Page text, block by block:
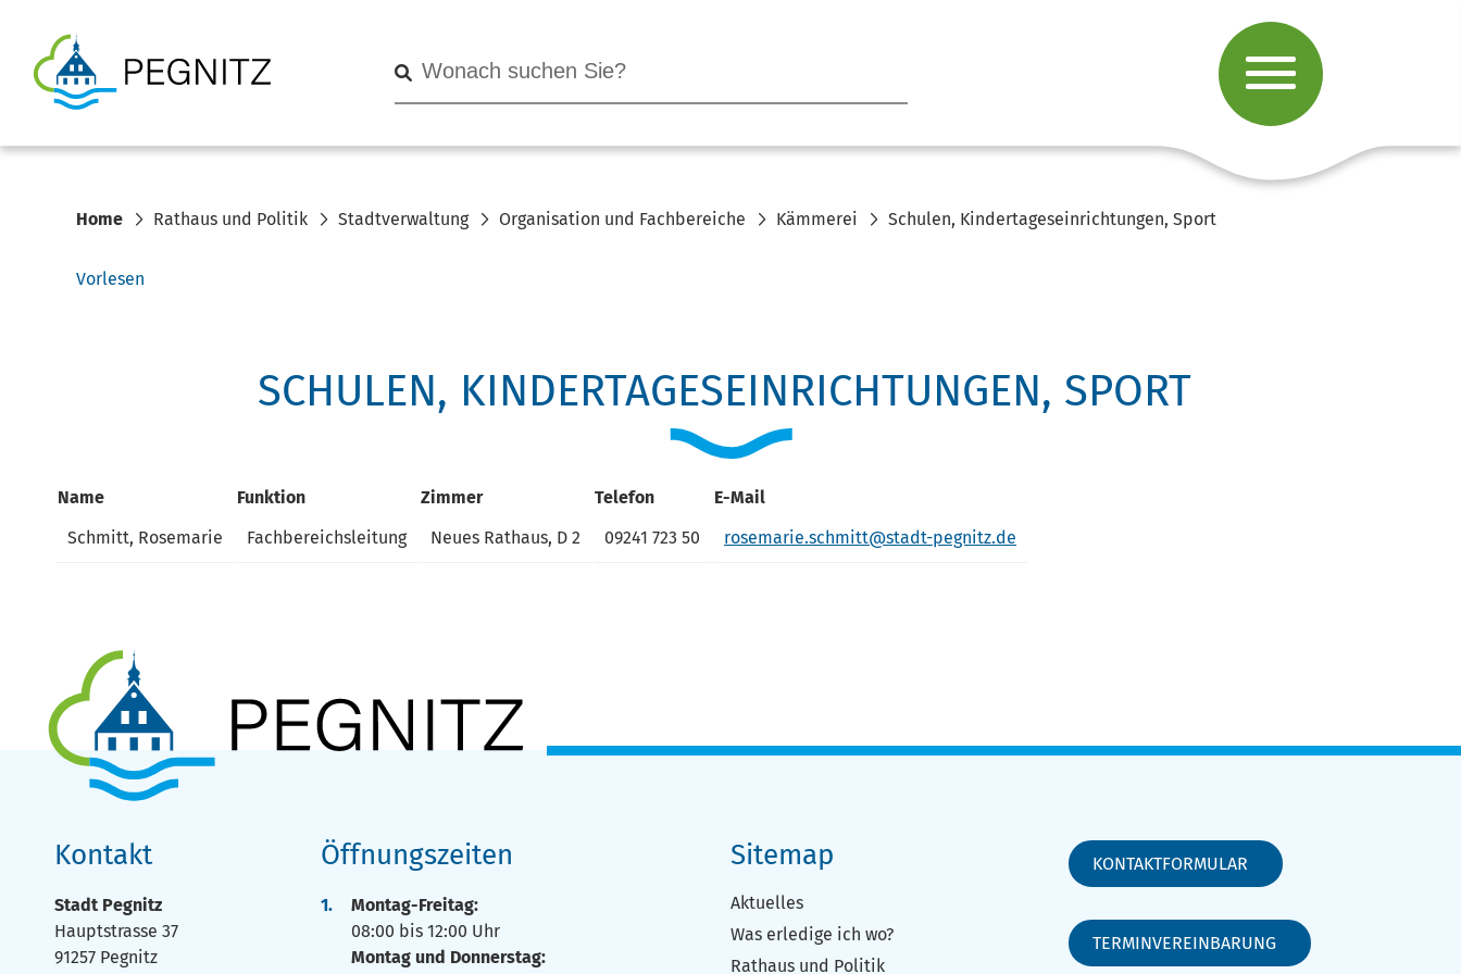
Home Rathaus und Politik Stadtverwaltung Organisation und Fachbereiche Kämmerei Schulen, Kindertageseinrichtungen, Sport
Vorlesen
SCHULEN, KINDERTAGESEINRICHTUNGEN, SPORT
Name Funktion Zimmer Telefon
E-Mail
Schmitt, Rosemarie
Fachbereichsleitung Neues Rathaus, D 2 09241 723 50 rosemarie.schmitt@stadt-pegnitz.de
Kontakt
Stadt Pegnitz
Hauptstrasse 37
91257 Pegnitz
Öffnungszeiten
Montag-Freitag:
08:00 bis 12:00 Uhr
Montag und Donnerstag:
Sitemap
Aktuelles
Was erledige ich wo?
Rathaus und Politik
KONTAKTFORMULAR
TERMINVEREINBARUNG